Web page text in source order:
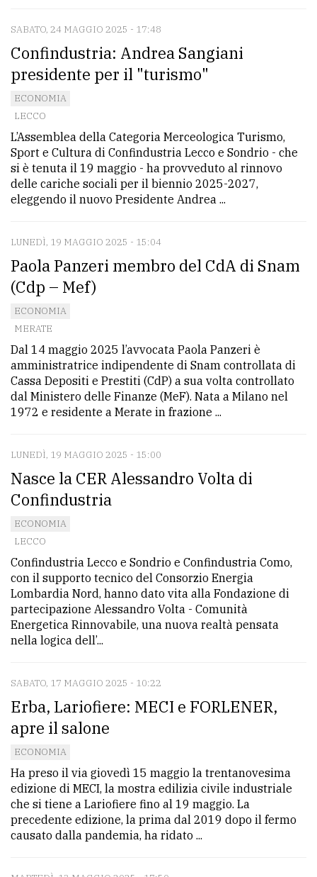
SABATO, 24 MAGGIO 2025 - 17:48
Confindustria: Andrea Sangiani
presidente per il "turismo"
ECONOMIA
LECCO
L’Assemblea della Categoria Merceologica Turismo,
Sport e Cultura di Confindustria Lecco e Sondrio - che
si è tenuta il 19 maggio - ha provveduto al rinnovo
delle cariche sociali per il biennio 2025-2027,
eleggendo il nuovo Presidente Andrea ...
LUNEDÌ, 19 MAGGIO 2025 - 15:04
Paola Panzeri membro del CdA di Snam
(Cdp – Mef)
ECONOMIA
MERATE
Dal 14 maggio 2025 l’avvocata Paola Panzeri è
amministratrice indipendente di Snam controllata di
Cassa Depositi e Prestiti (CdP) a sua volta controllato
dal Ministero delle Finanze (MeF). Nata a Milano nel
1972 e residente a Merate in frazione ...
LUNEDÌ, 19 MAGGIO 2025 - 15:00
Nasce la CER Alessandro Volta di
Confindustria
ECONOMIA
LECCO
Confindustria Lecco e Sondrio e Confindustria Como,
con il supporto tecnico del Consorzio Energia
Lombardia Nord, hanno dato vita alla Fondazione di
partecipazione Alessandro Volta - Comunità
Energetica Rinnovabile, una nuova realtà pensata
nella logica dell’...
SABATO, 17 MAGGIO 2025 - 10:22
Erba, Lariofiere: MECI e FORLENER,
apre il salone
ECONOMIA
Ha preso il via giovedì 15 maggio la trentanovesima
edizione di MECI, la mostra edilizia civile industriale
che si tiene a Lariofiere fino al 19 maggio. La
precedente edizione, la prima dal 2019 dopo il fermo
causato dalla pandemia, ha ridato ...